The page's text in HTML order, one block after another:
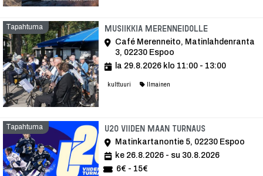
Tapahtuma Musiikkia MerenneidolleTapahtuma
Café Merenneito, Matinlahdenranta
3, 02230 Espoo
la 29.8.2026 klo 11:00 - 13:00
kulttuuri Ilmainen
Tapahtuma U20 VIIDEN MAAN TURNAUSTapahtuma
Matinkartanontie 5, 02230 Espoo
ke 26.8.2026 - su 30.8.2026
6€ - 15€